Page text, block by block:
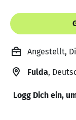
Angestellt,
Fulda,
Logg Dich ein,